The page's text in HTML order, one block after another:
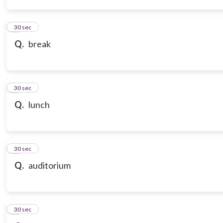
Q. break
3
30 sec
Q. lunch
4
30 sec
Q. auditorium
5
30 sec
6
30 sec